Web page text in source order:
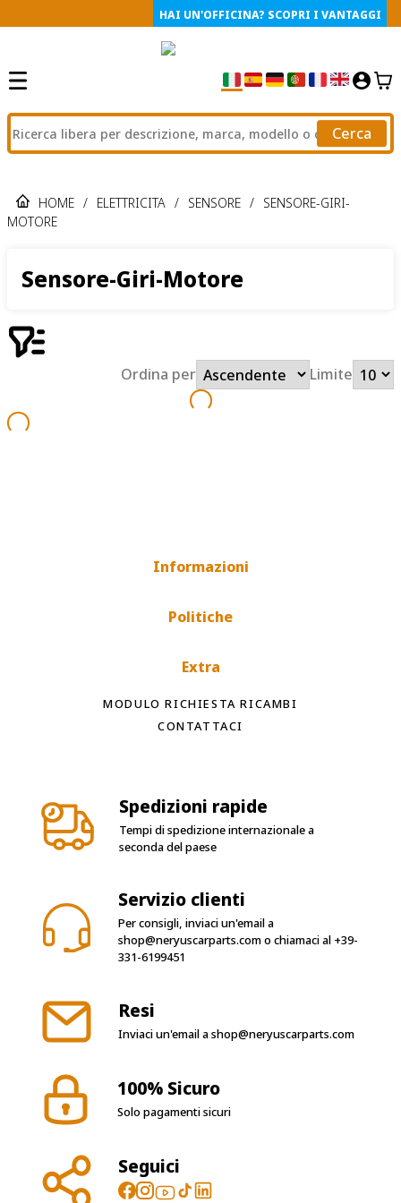
HAI UN'OFFICINA? SCOPRI I VANTAGGI
Cerca
HOME / ELETTRICITA / SENSORE / SENSORE-GIRI-
MOTORE
Sensore-Giri-Motore
Ordina per Limite
Informazioni
Politiche
Extra
MODULO RICHIESTA RICAMBI
CONTATTACI
Spedizioni rapide
Tempi di spedizione internazionale a
seconda del paese
Servizio clienti
Per consigli, inviaci un'email a
shop@neryuscarparts.como chiamaci al +39-
331-6199451
Resi
Inviaci un'email ashop@neryuscarparts.com
100% Sicuro
Solo pagamenti sicuri
Seguici